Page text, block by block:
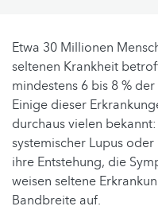
Etwa 30 Millionen
seltenen Krankheit
mindestens 6 bis 8 %
Einige dieser
durchaus vielen
systemischer Lupus
ihre Entstehung, die
weisen seltene
Bandbreite auf.